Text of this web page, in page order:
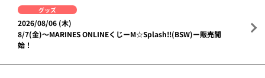
グッズ
2026/08/06 (木)
8/7(金)～MARINES ONLINEくじーM☆Splash!!(BSW)ー販売開
始！